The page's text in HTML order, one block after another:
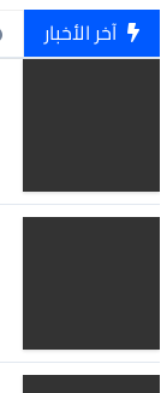
آخر الأخبار